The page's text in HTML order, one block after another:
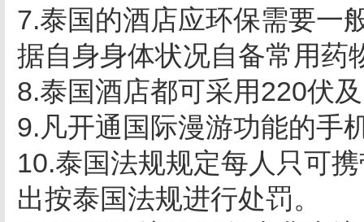
7.泰国的酒店应环保需要一
据自身身体状况自备常用药
8.泰国酒店都可采用220伏
9.凡开通国际漫游功能的手
10.泰国法规规定每人只可
出按泰国法规进行处罚。